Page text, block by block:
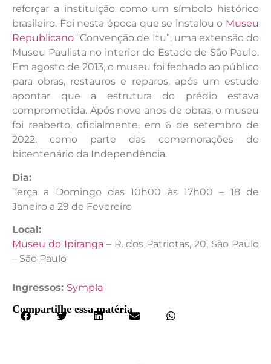
reforçar a instituição como um símbolo histórico
brasileiro. Foi nesta época que se instalou o Museu
Republicano “Convenção de Itu”, uma extensão do
Museu Paulista no interior do Estado de São Paulo.
Em agosto de 2013, o museu foi fechado ao público
para obras, restauros e reparos, após um estudo
apontar que a estrutura do prédio estava
comprometida. Após nove anos de obras, o museu
foi reaberto, oficialmente, em 6 de setembro de
2022, como parte das comemorações do
bicentenário da Independência.
Dia:
Terça a Domingo das 10h00 às 17h00 – 18 de
Janeiro a 29 de Fevereiro
Local:
Museu do Ipiranga – R. dos Patriotas, 20, São Paulo
– São Paulo
Ingressos: Sympla
Compartilhe essa matéria